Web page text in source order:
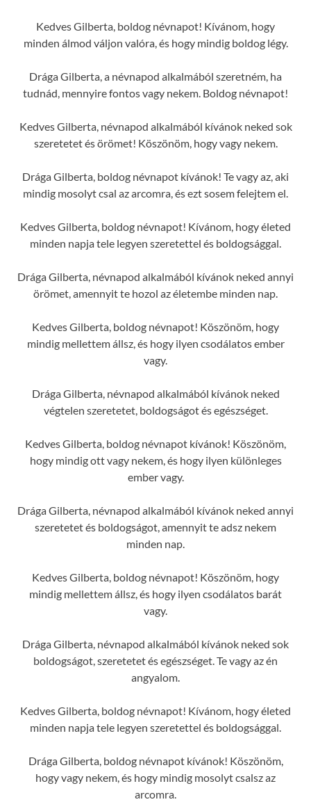
Kedves Gilberta, boldog névnapot! Kívánom, hogy
minden álmod váljon valóra, és hogy mindig boldog légy.
Drága Gilberta, a névnapod alkalmából szeretném, ha
tudnád, mennyire fontos vagy nekem. Boldog névnapot!
Kedves Gilberta, névnapod alkalmából kívánok neked sok
szeretetet és örömet! Köszönöm, hogy vagy nekem.
Drága Gilberta, boldog névnapot kívánok! Te vagy az, aki
mindig mosolyt csal az arcomra, és ezt sosem felejtem el.
Kedves Gilberta, boldog névnapot! Kívánom, hogy életed
minden napja tele legyen szeretettel és boldogsággal.
Drága Gilberta, névnapod alkalmából kívánok neked annyi
örömet, amennyit te hozol az életembe minden nap.
Kedves Gilberta, boldog névnapot! Köszönöm, hogy
mindig mellettem állsz, és hogy ilyen csodálatos ember
vagy.
Drága Gilberta, névnapod alkalmából kívánok neked
végtelen szeretetet, boldogságot és egészséget.
Kedves Gilberta, boldog névnapot kívánok! Köszönöm,
hogy mindig ott vagy nekem, és hogy ilyen különleges
ember vagy.
Drága Gilberta, névnapod alkalmából kívánok neked annyi
szeretetet és boldogságot, amennyit te adsz nekem
minden nap.
Kedves Gilberta, boldog névnapot! Köszönöm, hogy
mindig mellettem állsz, és hogy ilyen csodálatos barát
vagy.
Drága Gilberta, névnapod alkalmából kívánok neked sok
boldogságot, szeretetet és egészséget. Te vagy az én
angyalom.
Kedves Gilberta, boldog névnapot! Kívánom, hogy életed
minden napja tele legyen szeretettel és boldogsággal.
Drága Gilberta, boldog névnapot kívánok! Köszönöm,
hogy vagy nekem, és hogy mindig mosolyt csalsz az
arcomra.